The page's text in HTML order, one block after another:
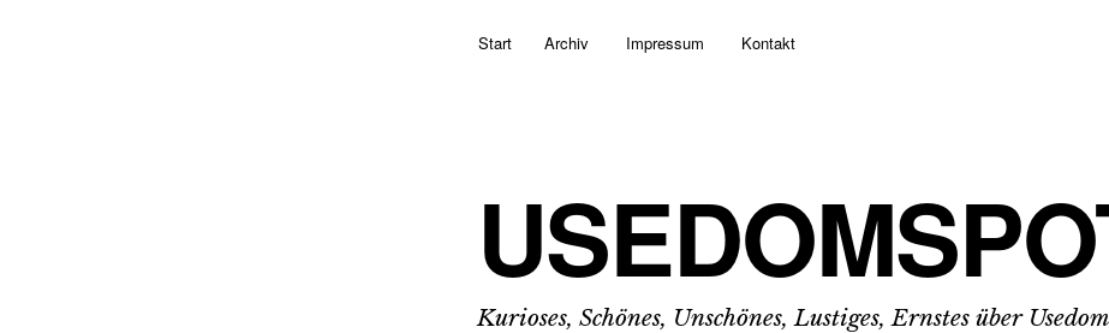
Start Archiv Impressum Kontakt
Kurioses, Schönes, Unschönes, Lustiges, Ernstes über Usedom